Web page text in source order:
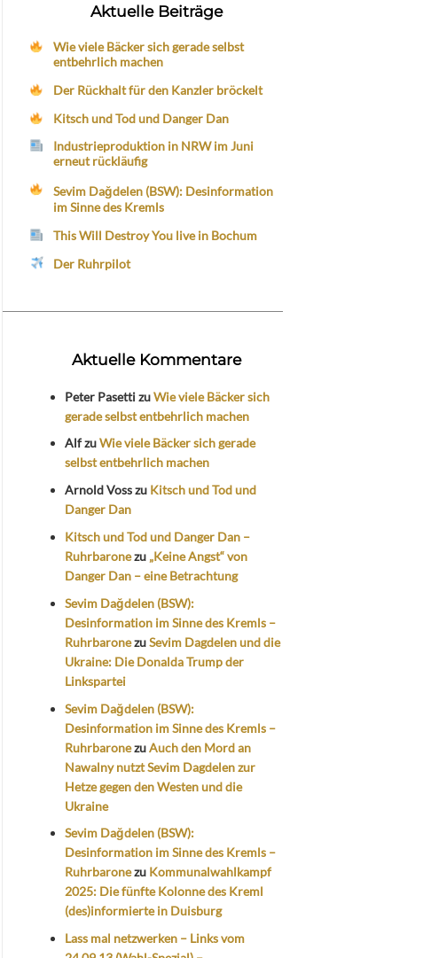
Aktuelle Beiträge
Wie viele Bäcker sich gerade selbst
entbehrlich machen
Der Rückhalt für den Kanzler bröckelt
Kitsch und Tod und Danger Dan
Industrieproduktion in NRW im Juni
erneut rückläufig
Sevim Dağdelen (BSW): Desinformation
im Sinne des Kremls
This Will Destroy You live in Bochum
Der Ruhrpilot
Aktuelle Kommentare
Peter PasettizuWie viele Bäcker sich
gerade selbst entbehrlich machen
AlfzuWie viele Bäcker sich gerade
selbst entbehrlich machen
Arnold Vosszu Kitsch und Tod und
Danger Dan
Kitsch und Tod und Danger Dan –
Ruhrbaronezu „Keine Angst“ von
Danger Dan – eine Betrachtung
Sevim Dağdelen (BSW):
Desinformation im Sinne des Kremls –
RuhrbaronezuSevim Dagdelen und die
Ukraine: Die Donalda Trump der
Linkspartei
Sevim Dağdelen (BSW):
Desinformation im Sinne des Kremls –
RuhrbaronezuAuch den Mord an
Nawalny nutzt Sevim Dagdelen zur
Hetze gegen den Westen und die
Ukraine
Sevim Dağdelen (BSW):
Desinformation im Sinne des Kremls –
Ruhrbaronezu Kommunalwahlkampf
2025: Die fünfte Kolonne des Kreml
(des)informierte in Duisburg
Lass mal netzwerken – Links vom